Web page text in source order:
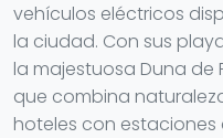
vehículos eléctricos
la ciudad. Con sus
la majestuosa Duna de
que combina
hoteles con